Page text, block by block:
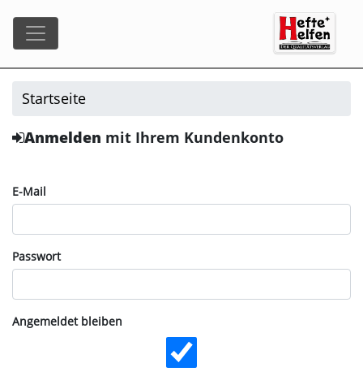
Startseite
Anmelden mit Ihrem Kundenkonto
E-Mail
Passwort
Angemeldet bleiben